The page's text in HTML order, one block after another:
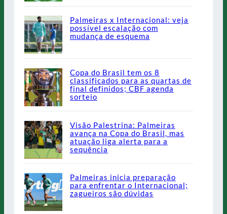
Palmeiras x Internacional: veja
possível escalação com
mudança de esquema
Copa do Brasil tem os 8
classificados para as quartas de
final definidos; CBF agenda
sorteio
Visão Palestrina: Palmeiras
avança na Copa do Brasil, mas
atuação liga alerta para a
sequência
Palmeiras inicia preparação
para enfrentar o Internacional;
zagueiros são dúvidas